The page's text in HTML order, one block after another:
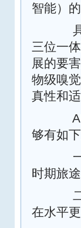
智能）
具
三位一
展的要
物级嗅
真性和适
AI
够有如
一
时期旅
二
在水平